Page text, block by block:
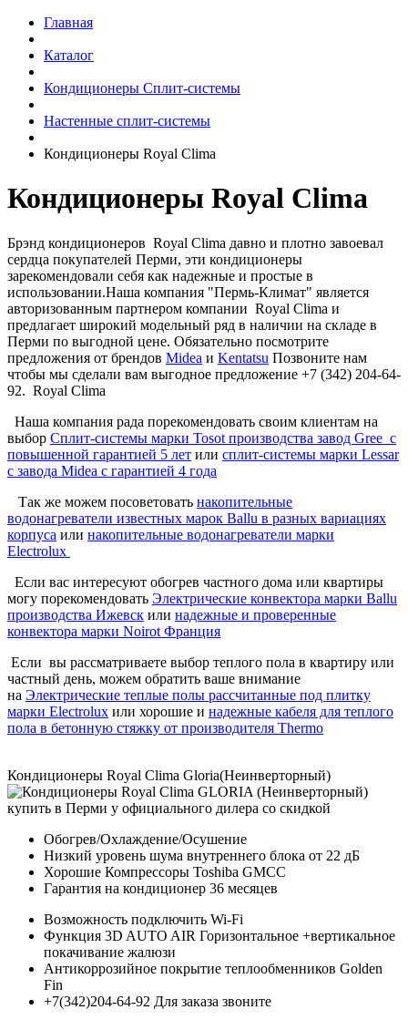
Главная
Каталог
Кондиционеры Сплит-системы
Настенные сплит-системы
Кондиционеры Royal Clima
Кондиционеры Royal Clima
Брэнд кондиционеров Royal Clima давно и плотно завоевал
сердца покупателей Перми, эти кондиционеры
зарекомендовали себя как надежные и простые в
использовании.Наша компания "Пермь-Климат" является
авторизованным партнером компании Royal Clima и
предлагает широкий модельный ряд в наличии на складе в
Перми по выгодной цене. Обязательно посмотрите
предложения от брендов Midea и Kentatsu Позвоните нам
чтобы мы сделали вам выгодное предложение +7 (342) 204-64-
92. Royal Clima
Наша компания рада порекомендовать своим клиентам на
выбор Сплит-системы марки Tosot производства завод Gree с
повышенной гарантией 5 лет или сплит-системы марки Lessar
с завода Midea c гарантией 4 года
Так же можем посоветовать накопительные
водонагреватели известных марок Ballu в разных вариациях
корпуса или накопительные водонагреватели марки
Electrolux
Если вас интересуют обогрев частного дома или квартиры
могу порекомендовать Электрические конвектора марки Ballu
производства Ижевск или надежные и проверенные
конвектора марки Noirot Франция
Если вы рассматриваете выбор теплого пола в квартиру или
частный день, можем обратить ваше внимание
на Электрические теплые полы рассчитанные под плитку
марки Electrolux или хорошие и надежные кабеля для теплого
пола в бетонную стяжку от производителя Thermo
Кондиционеры Royal Clima Gloria(Неинверторный)
Обогрев/Охлаждение/Осушение
Низкий уровень шума внутреннего блока от 22 дБ
Хорошие Компрессоры Toshiba GMCC
Гарантия на кондиционер 36 месяцев
Возможность подключить Wi-Fi
Функция 3D AUTO AIR Горизонтальное +вертикальное
покачивание жалюзи
Антикоррозийное покрытие теплообменников Golden
Fin
+7(342)204-64-92 Для заказа звоните